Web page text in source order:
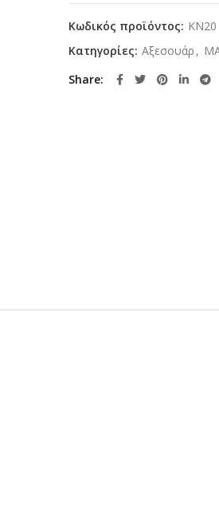
Κωδικός προϊόντος: KN20
Κατηγορίες: Αξεσουάρ ,
Share